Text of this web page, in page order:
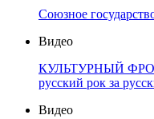
Союзное
Видео
КУЛЬТУРНЫЙ
русский рок за
Видео